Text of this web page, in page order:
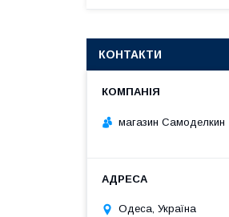
КОНТАКТИ
магазин Самоделкин
Одеса, Україна